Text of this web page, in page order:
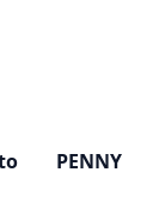
PENNY